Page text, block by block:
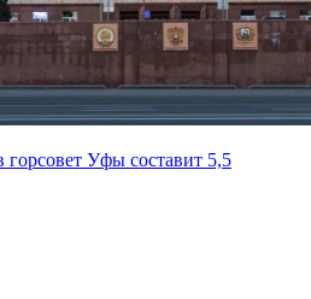
Уфы составит 5,5